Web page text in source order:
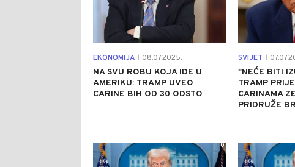
EKONOMIJA 08.07.2025.
NA SVU ROBU KOJA IDE U
AMERIKU: TRAMP UVEO
CARINE BIH OD 30 ODSTO
SVIJET
"NEĆE BITI
TRAMP
CARINAMA
PRIDRUŽE
0